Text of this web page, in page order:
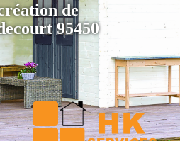
de
95450